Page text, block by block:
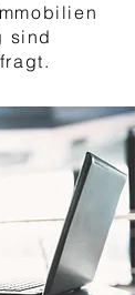
sind